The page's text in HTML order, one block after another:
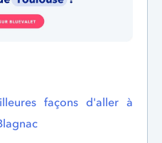
façons d'aller à